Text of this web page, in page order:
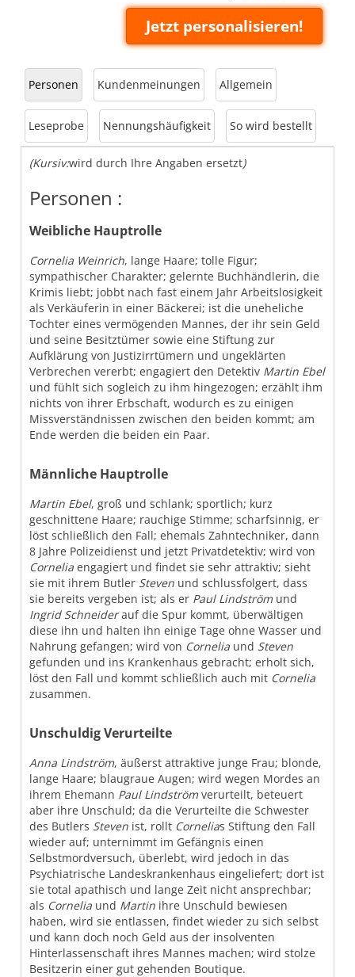
Jetzt personalisieren!
Personen Kundenmeinungen Allgemein
Leseprobe Nennungshäufigkeit So wird bestellt
(Kursiv:wird durch Ihre Angaben ersetzt)
Personen :
Weibliche Hauptrolle
Cornelia Weinrich, lange Haare; tolle Figur;
sympathischer Charakter; gelernte Buchhändlerin, die
Krimis liebt; jobbt nach fast einem Jahr Arbeitslosigkeit
als Verkäuferin in einer Bäckerei; ist die uneheliche
Tochter eines vermögenden Mannes, der ihr sein Geld
und seine Besitztümer sowie eine Stiftung zur
Aufklärung von Justizirrtümern und ungeklärten
Verbrechen vererbt; engagiert den Detektiv Martin Ebel
und fühlt sich sogleich zu ihm hingezogen; erzählt ihm
nichts von ihrer Erbschaft, wodurch es zu einigen
Missverständnissen zwischen den beiden kommt; am
Ende werden die beiden ein Paar.
Männliche Hauptrolle
Martin Ebel, groß und schlank; sportlich; kurz
geschnittene Haare; rauchige Stimme; scharfsinnig, er
löst schließlich den Fall; ehemals Zahntechniker, dann
8 Jahre Polizeidienst und jetzt Privatdetektiv; wird von
Cornelia engagiert und findet sie sehr attraktiv; sieht
sie mit ihrem Butler Steven und schlussfolgert, dass
sie bereits vergeben ist; als er Paul Lindströmund
Ingrid Schneiderauf die Spur kommt, überwältigen
diese ihn und halten ihn einige Tage ohne Wasser und
Nahrung gefangen; wird von Cornelia und Steven
gefunden und ins Krankenhaus gebracht; erholt sich,
löst den Fall und kommt schließlich auch mit Cornelia
zusammen.
Unschuldig Verurteilte
Anna Lindström, äußerst attraktive junge Frau; blonde,
lange Haare; blaugraue Augen; wird wegen Mordes an
ihrem Ehemann Paul Lindströmverurteilt, beteuert
aber ihre Unschuld; da die Verurteilte die Schwester
des Butlers Steven ist, rollt Cornelias Stiftung den Fall
wieder auf; unternimmt im Gefängnis einen
Selbstmordversuch, überlebt, wird jedoch in das
Psychiatrische Landeskrankenhaus eingeliefert; dort ist
sie total apathisch und lange Zeit nicht ansprechbar;
als Cornelia und Martin ihre Unschuld bewiesen
haben, wird sie entlassen, findet wieder zu sich selbst
und kann doch noch Geld aus der insolventen
Hinterlassenschaft ihres Mannes machen; wird stolze
Besitzerin einer gut gehenden Boutique.